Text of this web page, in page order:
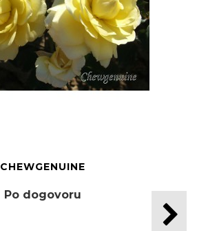
CHEWGENUINE
Po dogovoru